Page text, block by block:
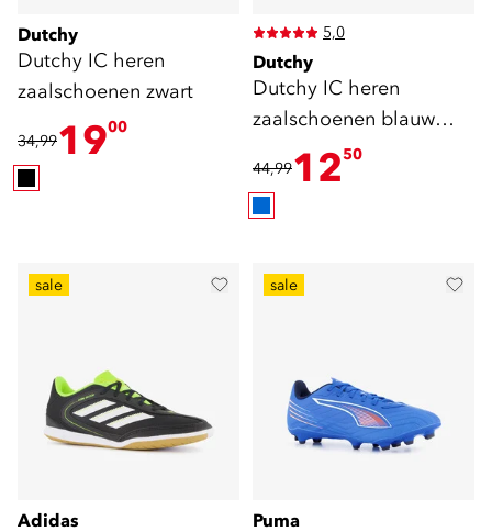
Dutchy
Dutchy IC heren
zaalschoenen zwart
34,991900
5,0
Dutchy
Dutchy IC heren
zaalschoenen blauw
groen
44,991250
sale
Adidas
sale
Puma